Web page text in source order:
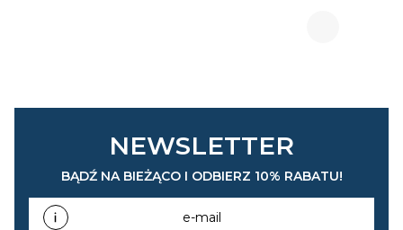
NEWSLETTER
BĄDŹ NA BIEŻĄCO I ODBIERZ 10% RABATU!
e-mail